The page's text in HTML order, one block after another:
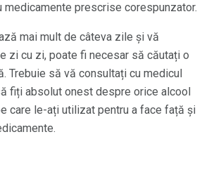
medicamente prescrise corespunzator.
mai mult de câteva zile și vă
zi cu zi, poate fi necesar să căutați o
Trebuie să vă consultați cu medicul
fiți absolut onest despre orice alcool
care le-ați utilizat pentru a face față și